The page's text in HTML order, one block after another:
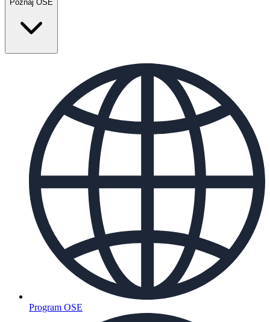
Poznaj OSE
Program OSE